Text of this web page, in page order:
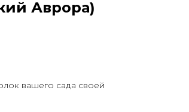
Аврора)
вашего сада своей